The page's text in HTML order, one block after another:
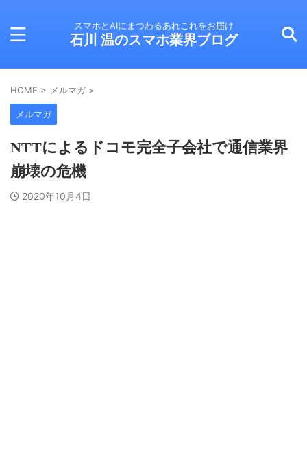
スマホとAIにまつわるあれこれをお届け
石川 温のスマホ業界ブログ
HOME > メルマガ >
メルマガ
NTTによるドコモ完全子会社で通信業界
崩壊の危機
2020年10月4日